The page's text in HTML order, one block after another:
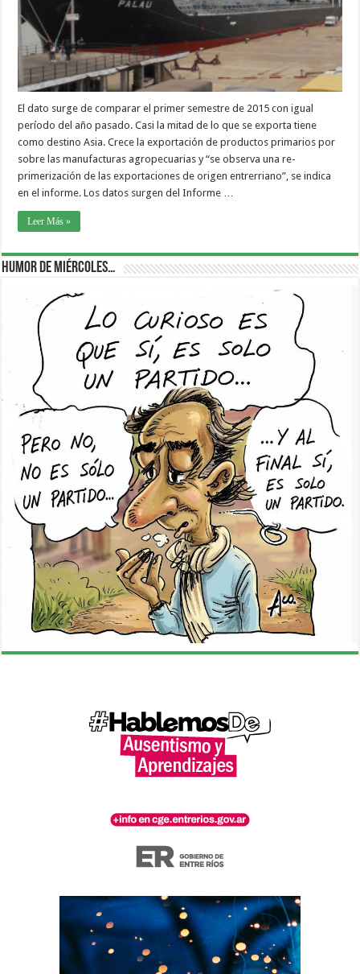
El dato surge de comparar el primer semestre de 2015 con igual
período del año pasado. Casi la mitad de lo que se exporta tiene
como destino Asia. Crece la exportación de productos primarios por
sobre las manufacturas agropecuarias y “se observa una re-
primerización de las exportaciones de origen entrerriano”, se indica
en el informe. Los datos surgen del Informe …
Leer Más »
Humor de Miércoles…